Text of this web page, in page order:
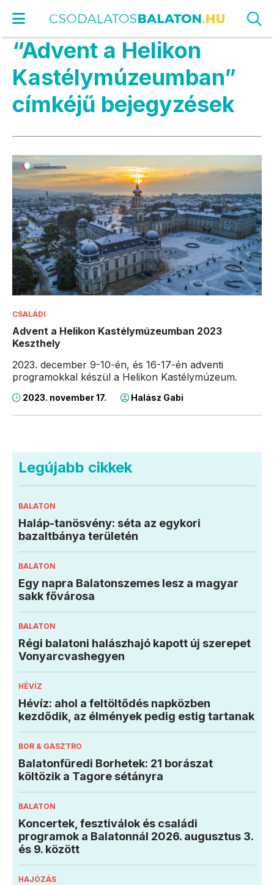
“Advent a Helikon
Kastélymúzeumban”
címkéjű bejegyzések
CSALÁDI
Advent a Helikon Kastélymúzeumban 2023
Keszthely
2023. december 9-10-én, és 16-17-én adventi
programokkal készül a Helikon Kastélymúzeum.
2023. november 17. Halász Gabi
Legújabb cikkek
BALATON
Haláp-tanösvény: séta az egykori
bazaltbánya területén
BALATON
Egy napra Balatonszemes lesz a magyar
sakk fővárosa
BALATON
Régi balatoni halászhajó kapott új szerepet
Vonyarcvashegyen
HÉVÍZ
Hévíz: ahol a feltöltődés napközben
kezdődik, az élmények pedig estig tartanak
BOR & GASZTRO
Balatonfüredi Borhetek: 21 borászat
költözik a Tagore sétányra
BALATON
Koncertek, fesztiválok és családi
programok a Balatonnál 2026. augusztus 3.
és 9. között
HAJÓZÁS